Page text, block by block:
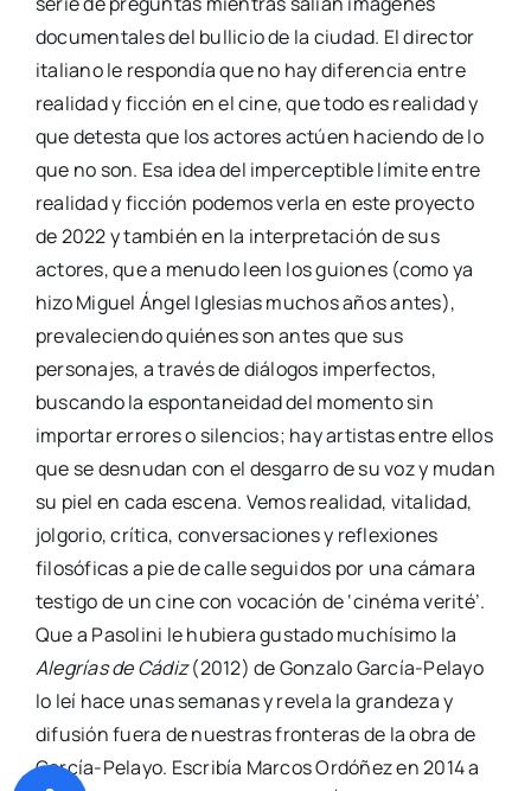
documentales del bullicio de la ciudad. El director
italiano le respondía que no hay diferencia entre
realidad y ficción en el cine, que todo es realidad y
que detesta que los actores actúen haciendo de lo
que no son. Esa idea del imperceptible límite entre
realidad y ficción podemos verla en este proyecto
de 2022 y también en la interpretación de sus
actores, que a menudo leen los guiones (como ya
hizo Miguel Ángel Iglesias muchos años antes),
prevaleciendo quiénes son antes que sus
personajes, a través de diálogos imperfectos,
buscando la espontaneidad del momento sin
importar errores o silencios; hay artistas entre ellos
que se desnudan con el desgarro de su voz y mudan
su piel en cada escena. Vemos realidad, vitalidad,
jolgorio, crítica, conversaciones y reflexiones
filosóficas a pie de calle seguidos por una cámara
testigo de un cine con vocación de ‘cinéma verité’.
Que a Pasolini le hubiera gustado muchísimo la
Alegrías de Cádiz(2012) de Gonzalo García-Pelayo
lo leí hace unas semanas y revela la grandeza y
difusión fuera de nuestras fronteras de la obra de
García-Pelayo. Escribía Marcos Ordóñez en 2014 a